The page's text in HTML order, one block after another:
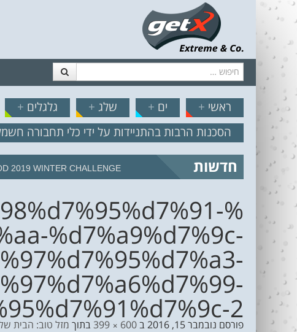
חיפוש
// תפריט
דלג לתוכן
ראשי + ים + שלג + גלגלים +
הסכנות הרבות בהתניידות על ידי כלי תחבורה
חדשות 2019 WINTER CHALLENGE
%d7%a9%d7%9c-
2
פורסם נובמבר 15, 2016 ב600 × 399 בתוך מזל טוב: הבית